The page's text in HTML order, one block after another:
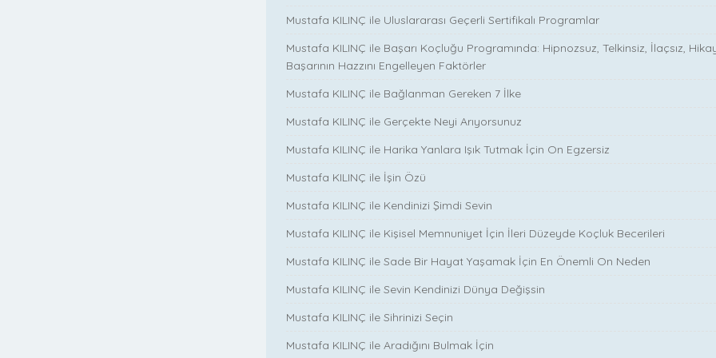
Mustafa KILINÇ ile Uluslararası Geçerli Sertifikalı Programlar
Mustafa KILINÇ ile Başarı Koçluğu Programında: Hipnozsuz, Telkinsiz, İlaçsız,
Başarının Hazzını Engelleyen Faktörler
Mustafa KILINÇ ile Bağlanman Gereken 7 İlke
Mustafa KILINÇ ile Gerçekte Neyi Arıyorsunuz
Mustafa KILINÇ ile Harika Yanlara Işık Tutmak İçin On Egzersiz
Mustafa KILINÇ ile İşin Özü
Mustafa KILINÇ ile Kendinizi Şimdi Sevin
Mustafa KILINÇ ile Kişisel Memnuniyet İçin İleri Düzeyde Koçluk Becerileri
Mustafa KILINÇ ile Sade Bir Hayat Yaşamak İçin En Önemli On Neden
Mustafa KILINÇ ile Sevin Kendinizi Dünya Değişsin
Mustafa KILINÇ ile Sihrinizi Seçin
Mustafa KILINÇ ile Aradığını Bulmak İçin